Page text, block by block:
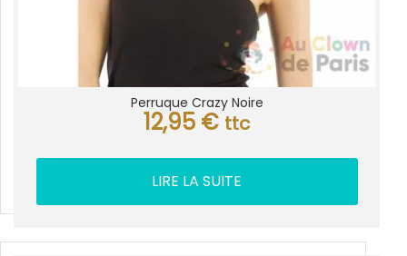
Perruque Crazy Noire
12,95 € ttc
LIRE LA SUITE